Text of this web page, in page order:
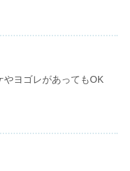
ヨゴレがあってもOK